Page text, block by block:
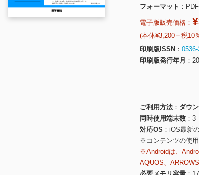
フォーマット
電子版販売価格：
(本体¥3,200＋税10
印刷版ISSN
印刷版発行年月
ご利用方法
ダウ
同時使用端末数
3
対応OS
iOS最新
※コンテンツの使
※Androidは、
AQUOS、